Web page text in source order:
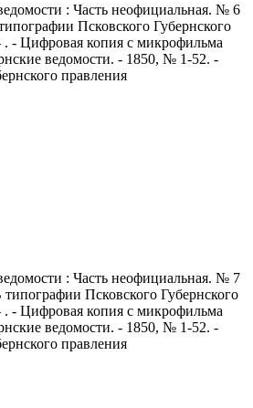
: Часть неофициальная. № 6
Псковского Губернского
. - Цифровая копия с микрофильма
ведомости. - 1850, № 1-52. -
правления
: Часть неофициальная. № 7
Псковского Губернского
. - Цифровая копия с микрофильма
ведомости. - 1850, № 1-52. -
правления